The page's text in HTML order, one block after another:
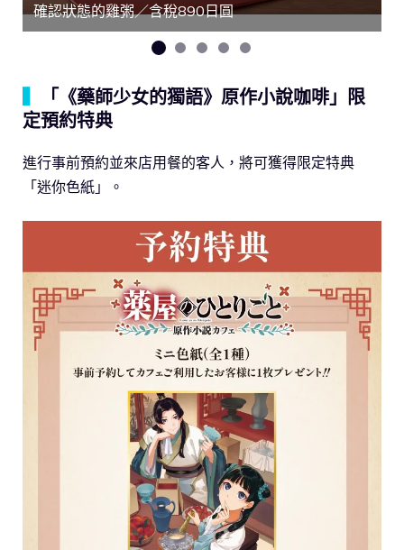
確認狀態的雞粥／含稅890日圓
「《藥師少女的獨語》原作小說咖啡」限
定預約特典
進行事前預約並來店用餐的客人，將可獲得限定特典
「迷你色紙」。